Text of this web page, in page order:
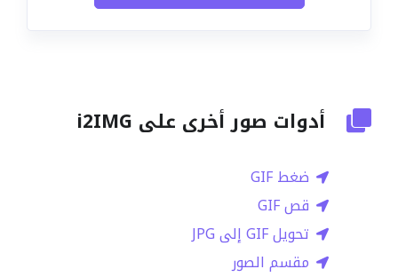
أدوات صور أخرى على i2IMG
ضغط GIF
قص GIF
تحويل GIF إلى JPG
مقسم الصور